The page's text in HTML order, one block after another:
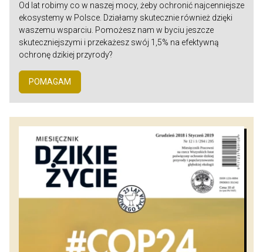
Od lat robimy co w naszej mocy, żeby ochronić najcenniejsze
ekosystemy w Polsce. Działamy skutecznie również dzięki
waszemu wsparciu. Pomożesz nam w byciu jeszcze
skuteczniejszymi i przekażesz swój 1,5% na efektywną
ochronę dzikiej przyrody?
POMAGAM